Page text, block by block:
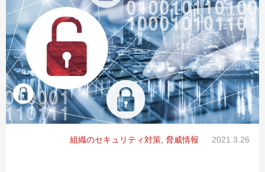
組織のセキュリティ対策 脅威情報 2021.3.26